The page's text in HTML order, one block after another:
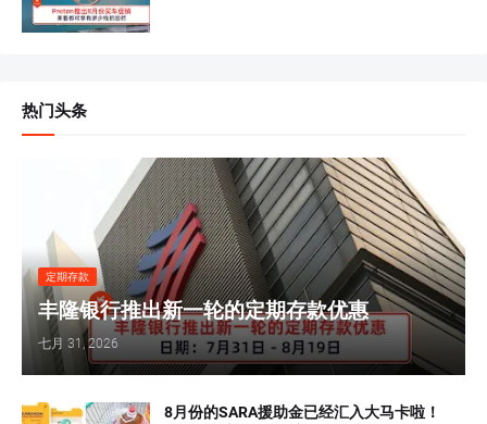
热门头条
定期存款
丰隆银行推出新一轮的定期存款优惠
七月 31, 2026
8月份的SARA援助金已经汇入大马卡啦！